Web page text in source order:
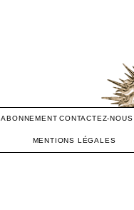
ABONNEMENT CONTACTEZ-NOUS
MENTIONS LÉGALES